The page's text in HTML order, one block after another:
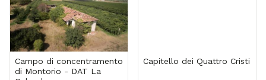
Campo di concentramento
di Montorio - DAT La
Capitello dei Quattro Cristi